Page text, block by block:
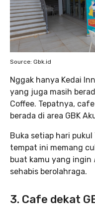
Source: Gbk.id
Nggak hanya Kedai
yang juga masih
Coffee. Tepatnya,
berada di area GBK
Buka setiap hari
tempat ini memang
buat kamu yang ingin
sehabis berolahraga.
3. Cafe dekat